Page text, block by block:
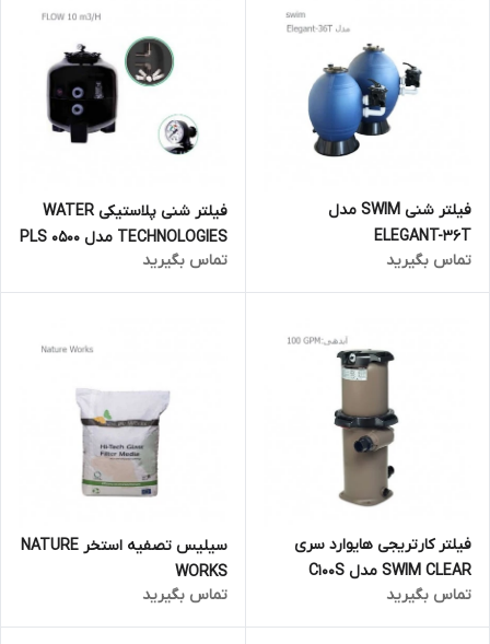
فیلتر شنی SWIM مدل
ELEGANT-36T
تماس بگیرید
فیلتر شنی پلاستیکی WATER
TECHNOLOGIES مدل PLS 0500
تماس بگیرید
فیلتر کارتریجی هایوارد سری
SWIM CLEAR مدل C100S
تماس بگیرید
سیلیس تصفیه استخر NATURE
WORKS
تماس بگیرید